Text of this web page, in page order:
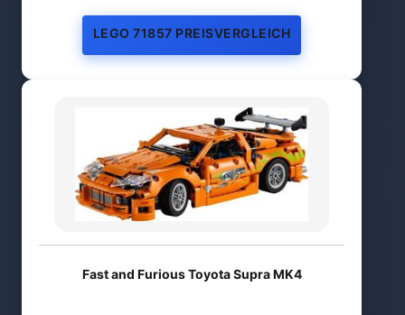
LEGO 71857 PREISVERGLEICH
Fast and Furious Toyota Supra MK4